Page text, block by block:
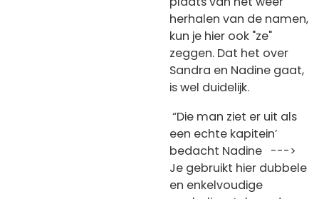
herhalen van de namen,
kun je hier ook "ze"
zeggen. Dat het over
Sandra en Nadine gaat,
is wel duidelijk.
“Die man ziet er uit als
een echte kapitein’
bedacht Nadine --->
Je gebruikt hier dubbele
en enkelvoudige